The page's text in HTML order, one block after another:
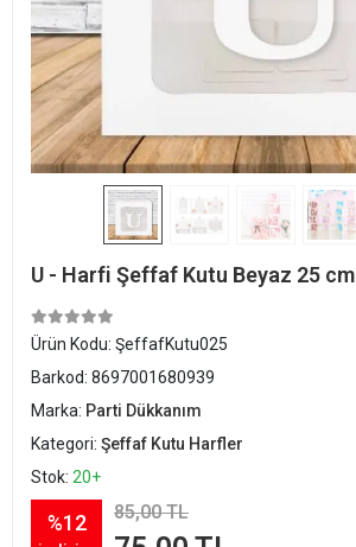
U - Harfi Şeffaf Kutu Beyaz 25 cm
Ürün Kodu: ŞeffafKutu025
Barkod: 8697001680939
Marka: Parti Dükkanım
Kategori: Şeffaf Kutu Harfler
Stok: 20+
%12 85,00 TL